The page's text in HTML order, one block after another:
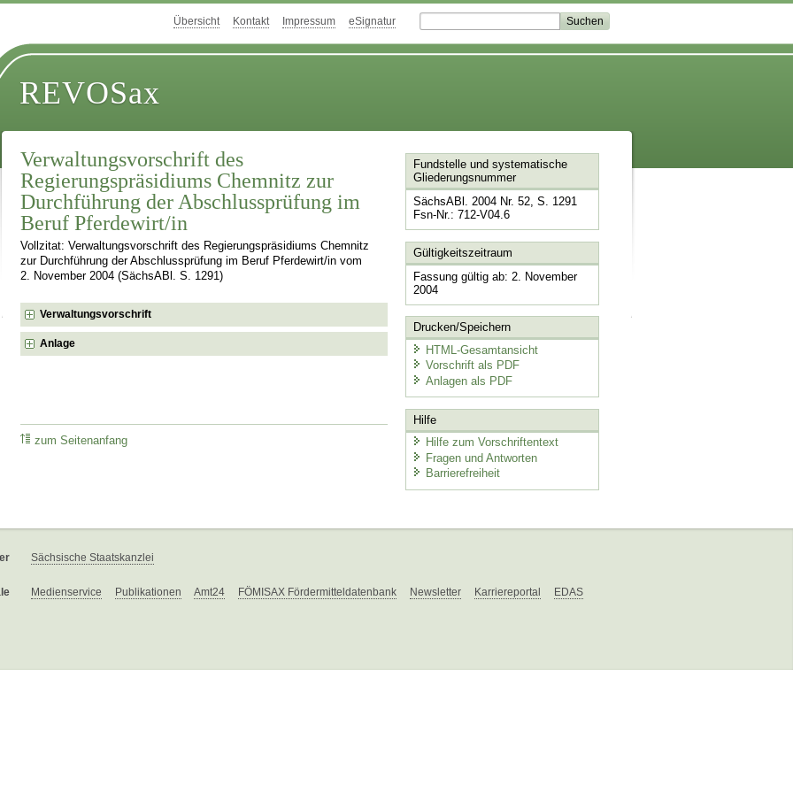
Übersicht Kontakt Impressum eSignatur
REVOSax
Verwaltungsvorschrift des
Regierungspräsidiums Chemnitz zur
Durchführung der Abschlussprüfung im
Beruf Pferdewirt/in
Vollzitat: Verwaltungsvorschrift des Regierungspräsidiums Chemnitz
zur Durchführung der Abschlussprüfung im Beruf Pferdewirt/in vom
2. November 2004 (SächsABl. S. 1291)
Verwaltungsvorschrift
Anlage
zum Seitenanfang
Fundstelle und systematische
Gliederungsnummer
SächsABl. 2004 Nr. 52, S. 1291
Fsn-Nr.: 712-V04.6
Gültigkeitszeitraum
Fassung gültig ab: 2. November
2004
Drucken/Speichern
HTML-Gesamtansicht
Vorschrift als PDF
Anlagen als PDF
Hilfe
Hilfe zum Vorschriftentext
Fragen und Antworten
Barrierefreiheit
Sächsische Staatskanzlei
Medienservice Publikationen Amt24 FÖMISAX Fördermitteldatenbank Newsletter Karriereportal EDAS